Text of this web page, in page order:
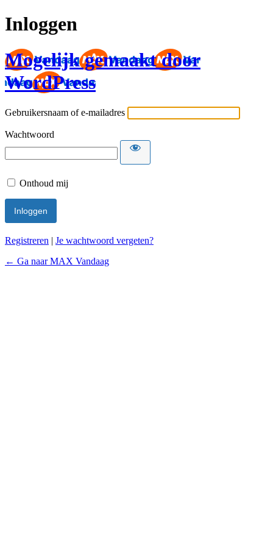
Inloggen
Mogelijk gemaakt door
WordPress
Gebruikersnaam of e-mailadres
Wachtwoord
Onthoud mij
Registreren | Je wachtwoord vergeten?
← Ga naar MAX Vandaag